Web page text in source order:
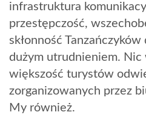
infrastruktura
przestępczość,
skłonność
dużym utrudnieniem. Nic
większość turystów
zorganizowanych przez
My również.